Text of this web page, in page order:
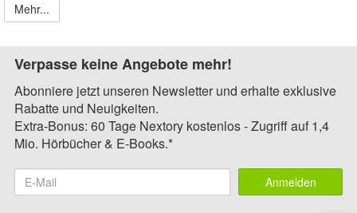
Mehr...
Verpasse keine Angebote mehr!
Abonniere jetzt unseren Newsletter und erhalte exklusive
Rabatte und Neuigkeiten.
Extra-Bonus: 60 Tage Nextory kostenlos - Zugriff auf 1,4
Mio. Hörbücher & E-Books.*
Anmelden